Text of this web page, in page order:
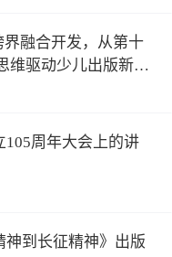
融合开发，从第十
驱动少儿出版新增
105周年大会上的讲
到长征精神》出版